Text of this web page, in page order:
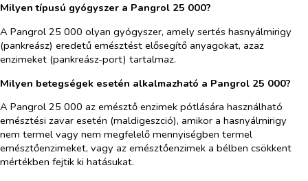
Milyen típusú gyógyszer a Pangrol 25 000?
A Pangrol 25 000 olyan gyógyszer, amely sertés hasnyálmirigy
(pankreász) eredetű emésztést elősegítő anyagokat, azaz
enzimeket (pankreász-port) tartalmaz.
Milyen betegségek esetén alkalmazható a Pangrol 25 000?
A Pangrol 25 000 az emésztő enzimek pótlására használható
emésztési zavar esetén (maldigeszció), amikor a hasnyálmirigy
nem termel vagy nem megfelelő mennyiségben termel
emésztőenzimeket, vagy az emésztőenzimek a bélben csökkent
mértékben fejtik ki hatásukat.